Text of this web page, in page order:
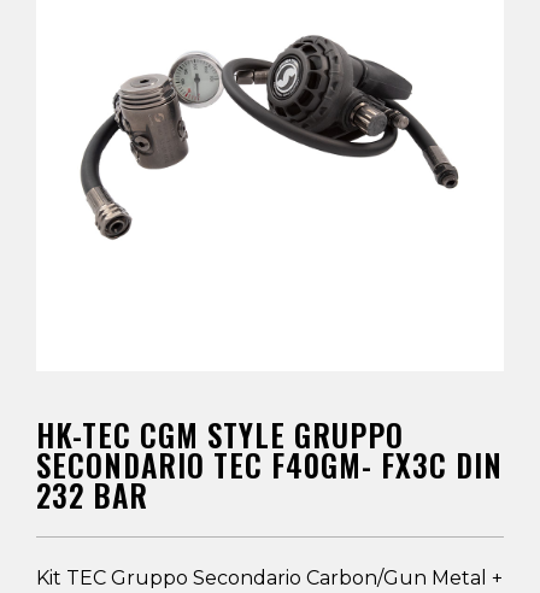
HK-TEC CGM STYLE GRUPPO
SECONDARIO TEC F40GM- FX3C DIN
232 BAR
Kit TEC Gruppo Secondario Carbon/Gun Metal +